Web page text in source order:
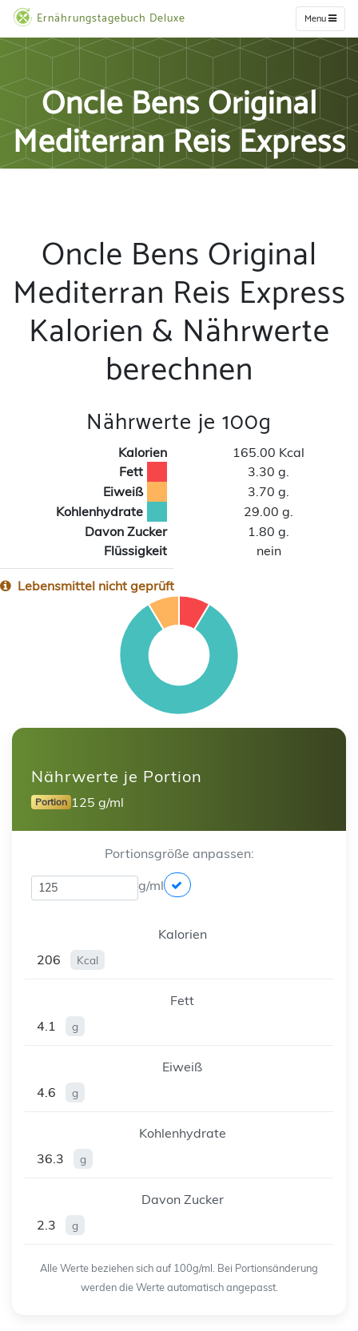
Ernährungstagebuch Deluxe Menu
Oncle Bens Original
Mediterran Reis Express
Oncle Bens Original
Mediterran Reis Express
Kalorien & Nährwerte
berechnen
Nährwerte je 100g
Kalorien
165.00 Kcal
Fett
3.30 g.
Eiweiß
3.70 g.
Kohlenhydrate
29.00 g.
Davon Zucker
1.80 g.
Flüssigkeit
nein
Lebensmittel nicht geprüft
Nährwerte je Portion
Portion 125 g/ml
Portionsgröße anpassen:
g/ml
Kalorien
206
Kcal
Fett
4.1
g
Eiweiß
4.6
g
Kohlenhydrate
36.3
g
Davon Zucker
2.3
g
Alle Werte beziehen sich auf 100g/ml. Bei Portionsänderung
werden die Werte automatisch angepasst.